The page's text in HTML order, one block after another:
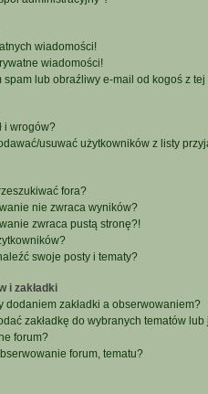
wiadomości!
wiadomości!
spam lub obraźliwy e-mail od kogoś z
i wrogów?
usuwać użytkowników z listy
fora?
nie zwraca wyników?
zwraca pustą stronę?!
swoje posty i tematy?
i zakładki
dodaniem zakładki a obserwowaniem?
zakładkę do wybranych tematów
forum?
forum, tematu?